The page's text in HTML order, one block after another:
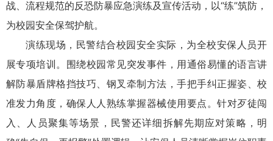
战、流程规范的反恐防暴应急演练及宣传活动，以“练”筑防，
为校园安全保驾护航。
演练现场，民警结合校园安全实际，为全校安保人员开
展专项培训。围绕校园常见突发事件，用通俗易懂的语言讲
解防暴盾牌格挡技巧、钢叉牵制方法，手把手纠正握姿、校
准发力角度，确保人人熟练掌握器械使用要点。针对歹徒闯
入、人员聚集等场景，民警还详细拆解先期应对策略，明